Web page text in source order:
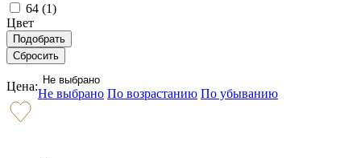
64 (1)
Цвет
Цена: Не выбрано
Не выбрано По возрастанию По убыванию